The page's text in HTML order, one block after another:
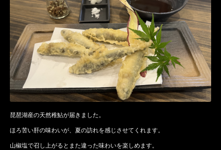
琵琶湖産の天然稚鮎が届きました。
ほろ苦い肝の味わいが、夏の訪れを感じさせてくれます。
山椒塩で召し上がるとまた違った味わいを楽しめます。